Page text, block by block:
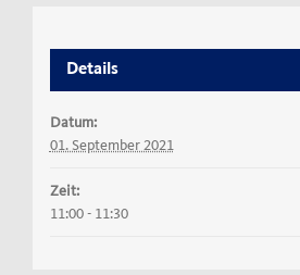
Details
Datum:
01. September 2021
Zeit:
11:00 - 11:30